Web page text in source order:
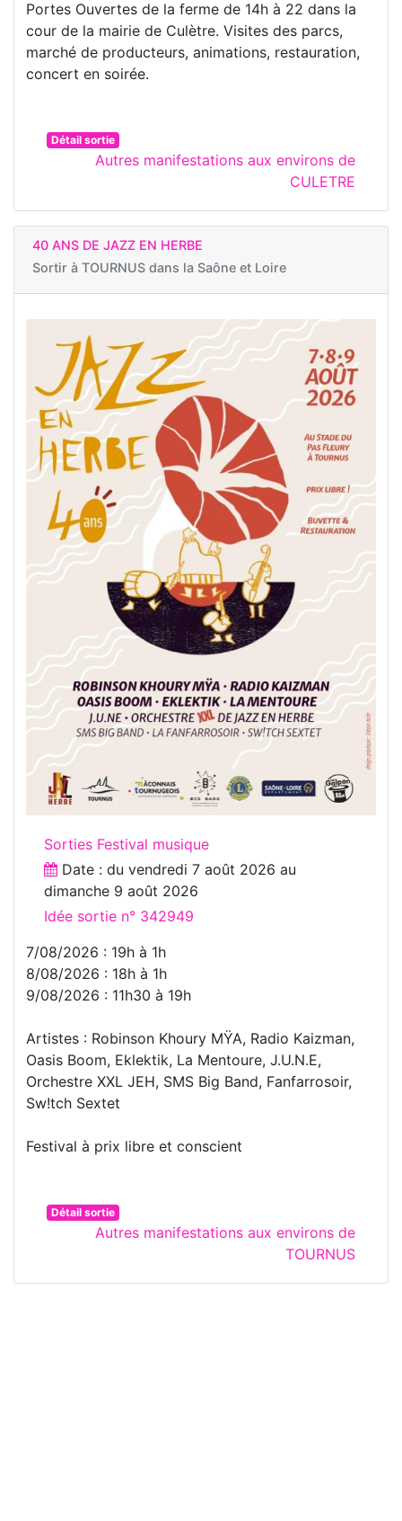
Portes Ouvertes de la ferme de 14h à 22 dans la
cour de la mairie de Culètre. Visites des parcs,
marché de producteurs, animations, restauration,
concert en soirée.
Détail sortie
Autres manifestations aux environs de
CULETRE
40 ANS DE JAZZ EN HERBE
Sortir à TOURNUS dans la Saône et Loire
Sorties Festival musique
Date : du vendredi 7 août 2026 au
dimanche 9 août 2026
Idée sortie n° 342949
7/08/2026 : 19h à 1h
8/08/2026 : 18h à 1h
9/08/2026 : 11h30 à 19h
Artistes : Robinson Khoury MŸA, Radio Kaizman,
Oasis Boom, Eklektik, La Mentoure, J.U.N.E,
Orchestre XXL JEH, SMS Big Band, Fanfarrosoir,
Sw!tch Sextet
Festival à prix libre et conscient
Détail sortie
Autres manifestations aux environs de
TOURNUS